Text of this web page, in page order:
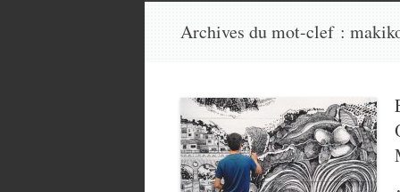
Archives du mot-clef :